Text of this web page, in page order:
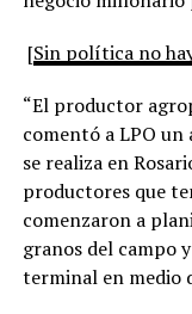
[Sin política no
“El productor
comentó a LPO un
se realiza en
productores que
comenzaron a
granos del campo
terminal en medio